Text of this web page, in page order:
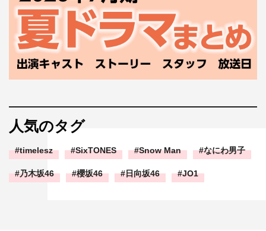
人気のタグ
timelesz SixTONES Snow Man なにわ男子
乃木坂46 櫻坂46 日向坂46 JO1